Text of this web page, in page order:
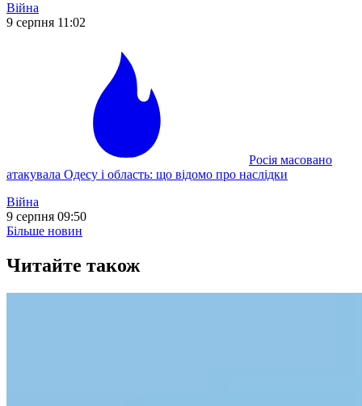
Війна
9 серпня 11:02
Росія масовано
атакувала Одесу і область: що відомо про наслідки
Війна
9 серпня 09:50
Більше новин
Читайте також